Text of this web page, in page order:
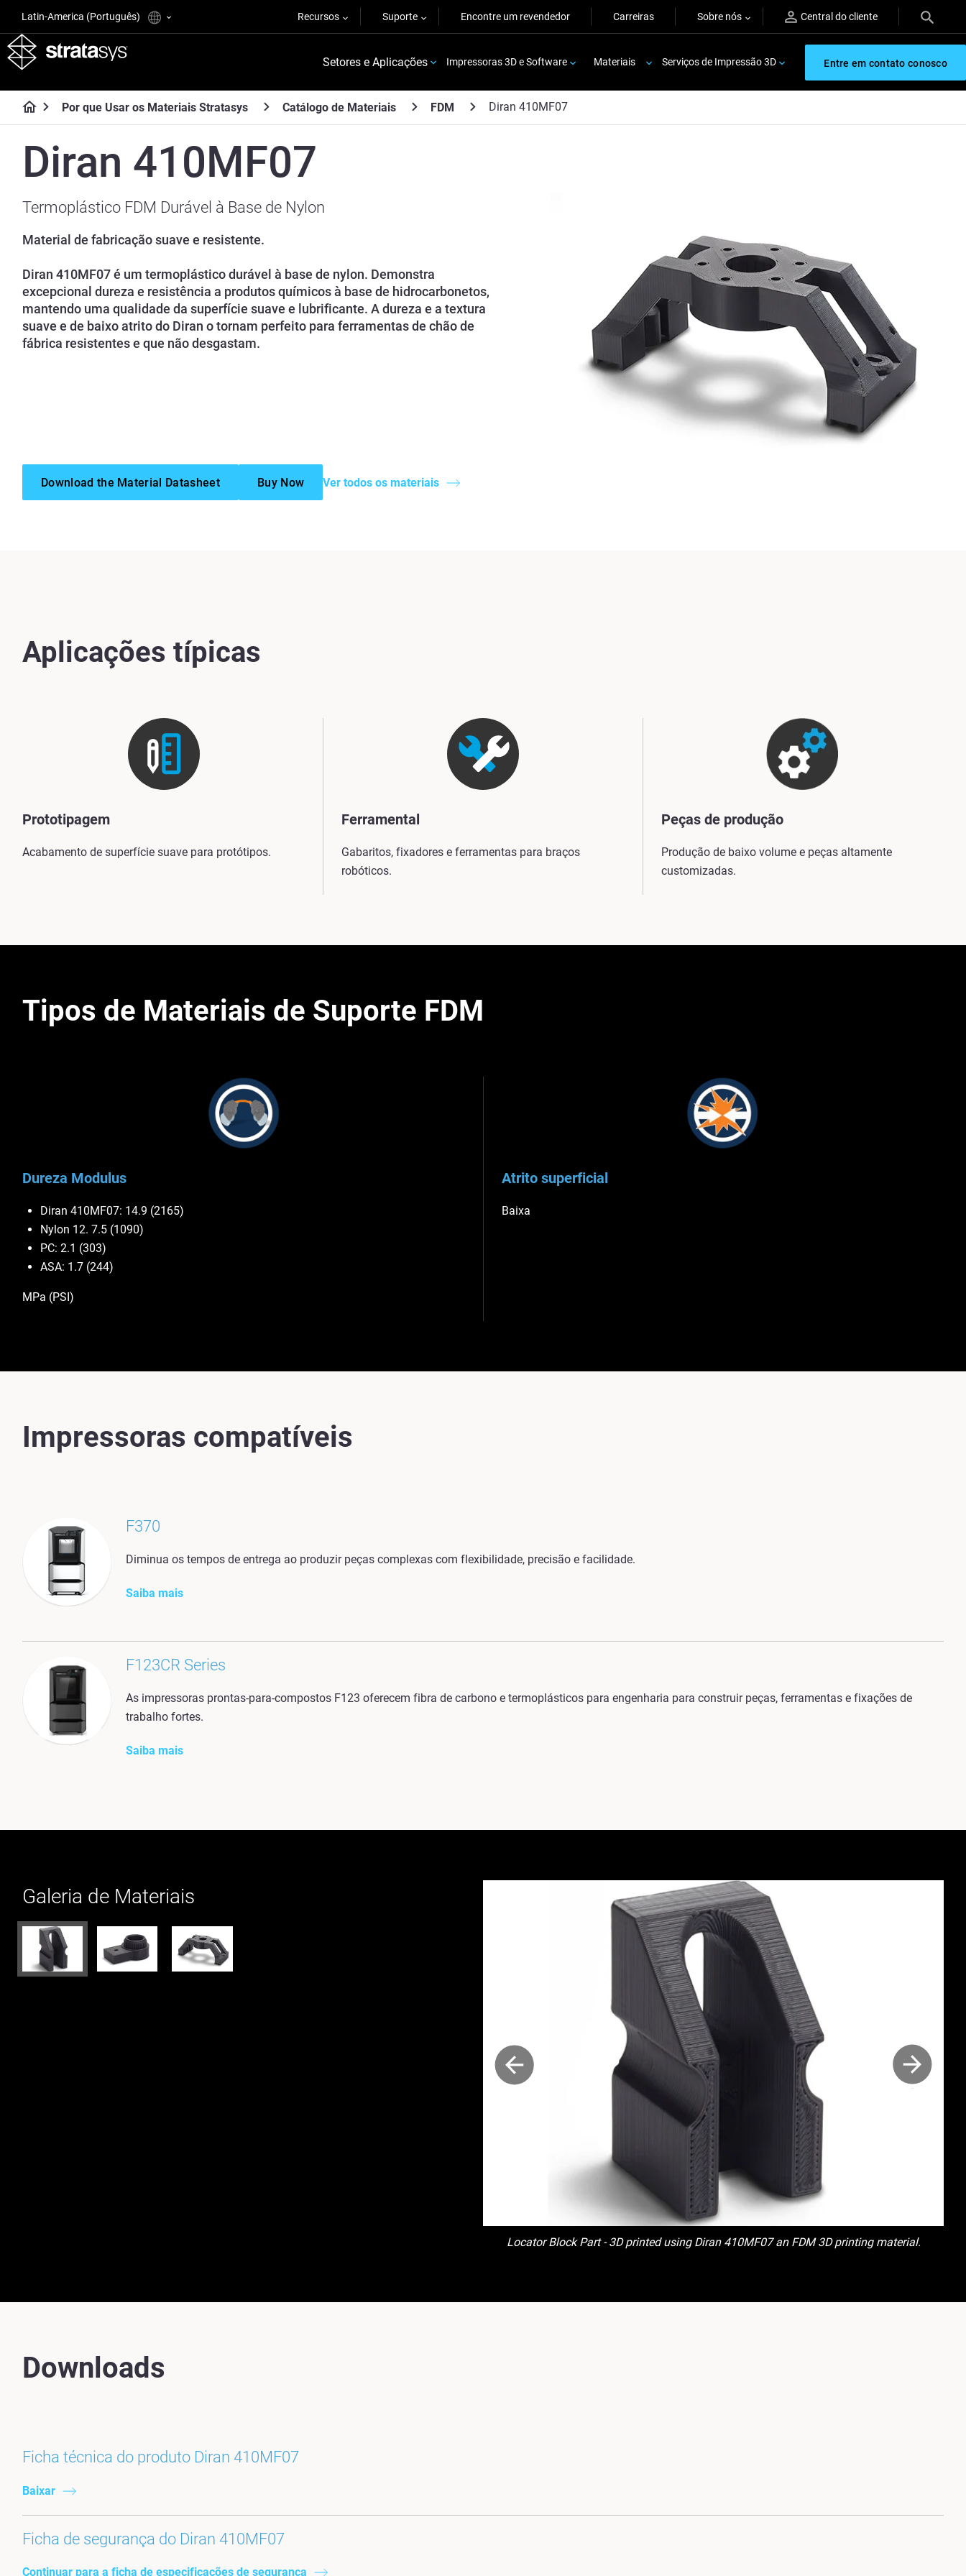
Latin-America (Português) Recursos Suporte Encontre um revendedor Carreiras Sobre nós Central do cliente
Setores e Aplicações Impressoras 3D e Software Materiais Serviços de Impressão 3D Entre em contato conosco
Por que Usar os Materiais Stratasys Catálogo de Materiais FDM Diran 410MF07
Diran 410MF07
Termoplástico FDM Durável à Base de Nylon
Material de fabricação suave e resistente.
Diran 410MF07 é um termoplástico durável à base de nylon. Demonstra
excepcional dureza e resistência a produtos químicos à base de hidrocarbonetos,
mantendo uma qualidade da superfície suave e lubrificante. A dureza e a textura
suave e de baixo atrito do Diran o tornam perfeito para ferramentas de chão de
fábrica resistentes e que não desgastam.
Download the Material Datasheet Buy Now Ver todos os materiais
Aplicações típicas
Prototipagem
Acabamento de superfície suave para protótipos.
Ferramental
Gabaritos, fixadores e ferramentas para braços
robóticos.
Peças de produção
Produção de baixo volume e peças altamente
customizadas.
Tipos de Materiais de Suporte FDM
Dureza Modulus
Diran 410MF07: 14.9 (2165)
Nylon 12. 7.5 (1090)
PC: 2.1 (303)
ASA: 1.7 (244)
MPa (PSI)
Atrito superficial
Baixa
Impressoras compatíveis
F370
Diminua os tempos de entrega ao produzir peças complexas com flexibilidade, precisão e facilidade.
Saiba mais
F123CR Series
As impressoras prontas-para-compostos F123 oferecem fibra de carbono e termoplásticos para engenharia para construir peças, ferramentas e fixações de
trabalho fortes.
Saiba mais
Locator Block Part - 3D printed using Diran 410MF07 an FDM 3D printing material.
Galeria de Materiais
Downloads
Ficha técnica do produto Diran 410MF07
Baixar
Ficha de segurança do Diran 410MF07
Continuar para a ficha de especificações de segurança